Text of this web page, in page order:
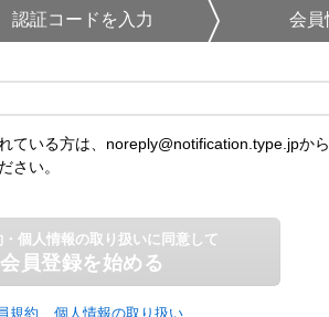
認証コードを入力 会員
ている方は、noreply@notification.type.jpから
さい。
・個人情報の取り扱いに同意して
会員登録を始める
規約 個人情報の取り扱い